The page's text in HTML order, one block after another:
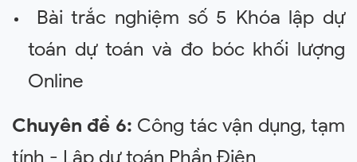
Bài trắc nghiệm số 5 Khóa lập dự
toán dự toán và đo bóc khối lượng
Online
Chuyên đề 6: Công tác vận dụng, tạm
tính - Lập dự toán Phần Điện